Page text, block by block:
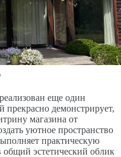
еще один
демонстрирует,
магазина от
уютное пространство
практическую
эстетический облик